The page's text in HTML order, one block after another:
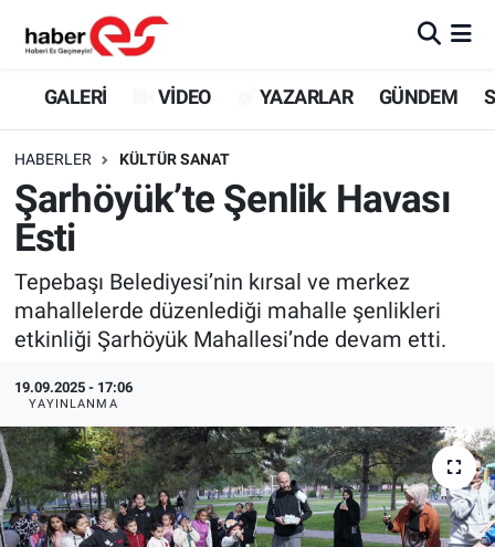
GALERİ VİDEO YAZARLAR GÜNDEM
HABERLER KÜLTÜR SANAT
Şarhöyük’te Şenlik Havası
Esti
Tepebaşı Belediyesi’nin kırsal ve merkez
mahallelerde düzenlediği mahalle şenlikleri
etkinliği Şarhöyük Mahallesi’nde devam etti.
19.09.2025 - 17:06
YAYINLANMA
GALERİ
YAZARLAR
GÜNDEM
SİYASET
EKONOMİ
SPOR
ASAYİŞ
Eskişehir Nöbetçi Eczaneler
Eskişehir Trafik Yoğunluk Haritası
Süper Lig Puan Durumu ve Fikstür
Tüm Manşetler
Haber Arşivi